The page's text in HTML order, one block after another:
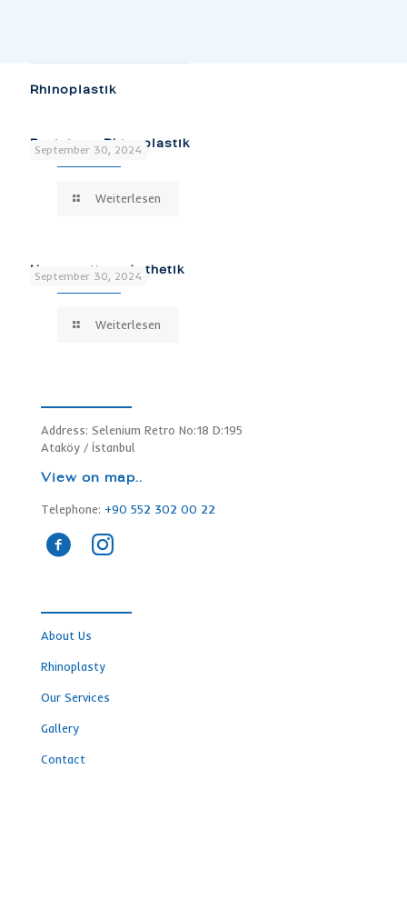
Rhinoplastik
September 30, 2024
Revisions-Rhinoplastik
Weiterlesen
September 30, 2024
Nasenspitzen Asthetik
Weiterlesen
Address: Selenium Retro No:18 D:195
Ataköy / İstanbul
View on map..
Telephone: +90 552 302 00 22
About Us
Rhinoplasty
Our Services
Gallery
Contact